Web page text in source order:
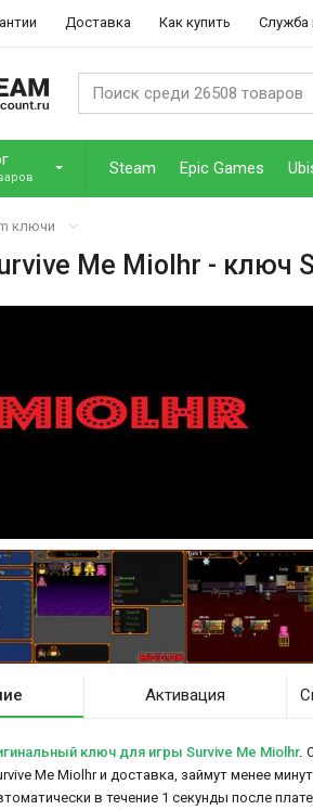
Доставка Как купить Служба
Steam Epic Games
ключи
Me Miolhr - ключ
Активация
ключ для игры Survive Me Miolhr.
Me Miolhr и доставка, займут менее
в течение 1 секунды после